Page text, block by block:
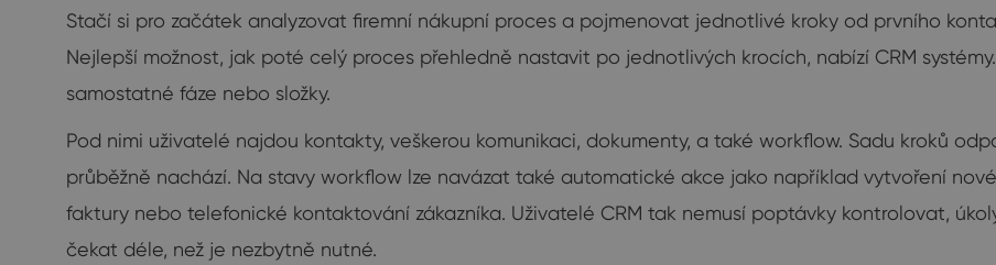
Stačí si pro začátek analyzovat firemní nákupní proces a pojmenovat jednotlivé kroky od prvního
Nejlepší možnost, jak poté celý proces přehledně nastavit po jednotlivých krocích, nabízí CRM
samostatné fáze nebo složky.
Pod nimi uživatelé najdou kontakty, veškerou komunikaci, dokumenty, a také workflow. Sadu kroků
průběžně nachází. Na stavy workflow lze navázat také automatické akce jako například vytvoření
faktury nebo telefonické kontaktování zákazníka. Uživatelé CRM tak nemusí poptávky kontrolovat,
čekat déle, než je nezbytně nutné.